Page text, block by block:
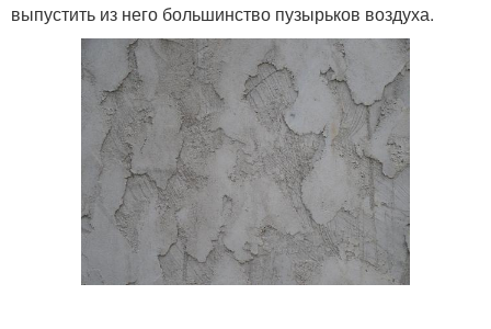
выпустить из него большинство пузырьков воздуха.